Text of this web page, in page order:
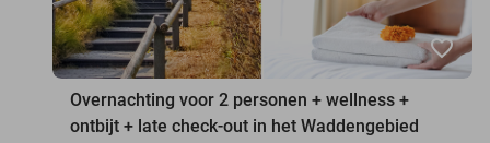
favorite_border
Overnachting voor 2 personen + wellness +
ontbijt + late check-out in het Waddengebied